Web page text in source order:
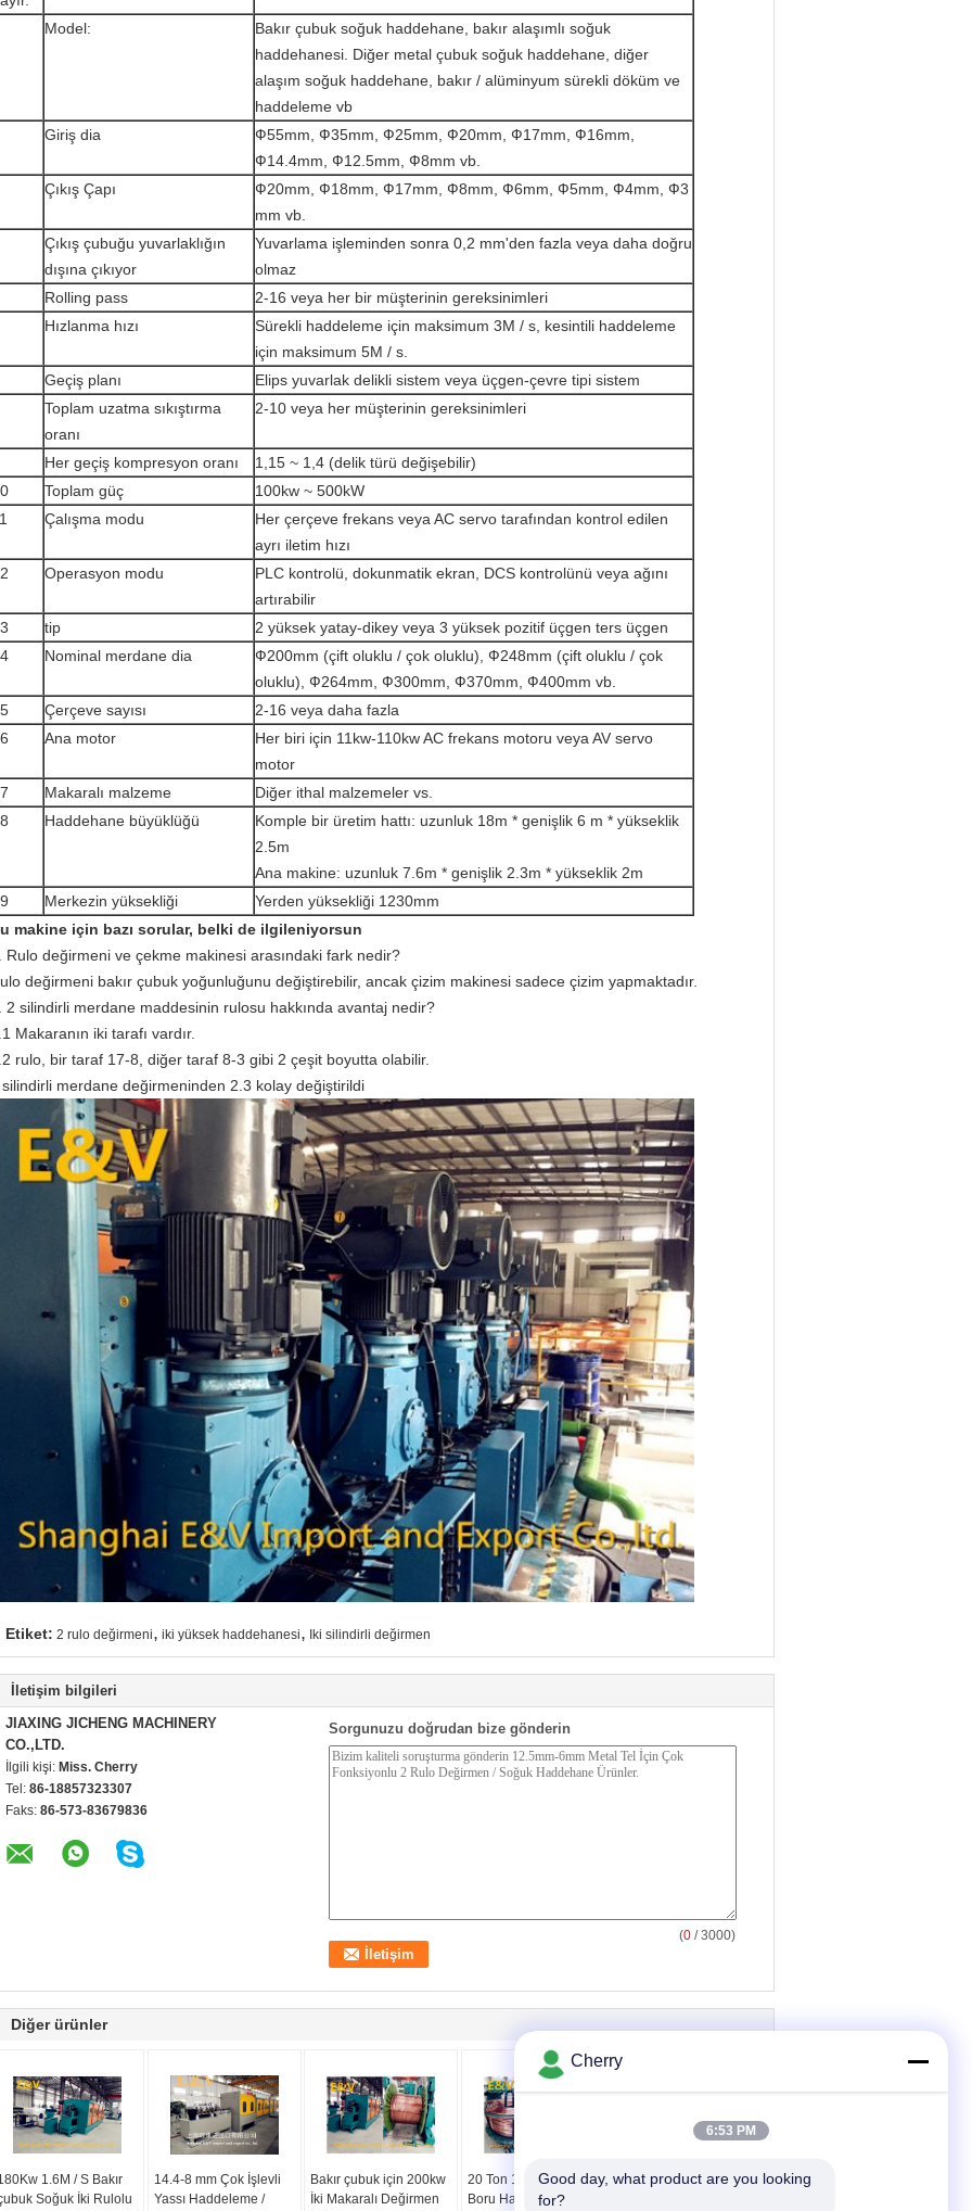
Model:
Bakır çubuk soğuk haddehane, bakır alaşımlı soğuk
haddehanesi. Diğer metal çubuk soğuk haddehane, diğer
alaşım soğuk haddehane, bakır / alüminyum sürekli döküm ve
haddeleme vb
Giriş dia
Ф55mm, Ф35mm, Ф25mm, Ф20mm, Ф17mm, Ф16mm,
Ф14.4mm, Ф12.5mm, Ф8mm vb.
Çıkış Çapı
Ф20mm, Ф18mm, Ф17mm, Ф8mm, Ф6mm, Ф5mm, Ф4mm, Ф3
mm vb.
Çıkış çubuğu yuvarlaklığın
dışına çıkıyor
Yuvarlama işleminden sonra 0,2 mm'den fazla veya daha doğru
olmaz
Rolling pass
2-16 veya her bir müşterinin gereksinimleri
Hızlanma hızı
Sürekli haddeleme için maksimum 3M / s, kesintili haddeleme
için maksimum 5M / s.
Geçiş planı
Elips yuvarlak delikli sistem veya üçgen-çevre tipi sistem
Toplam uzatma sıkıştırma
oranı
2-10 veya her müşterinin gereksinimleri
Her geçiş kompresyon oranı
1,15 ~ 1,4 (delik türü değişebilir)
Toplam güç
100kw ~ 500kW
Çalışma modu
Her çerçeve frekans veya AC servo tarafından kontrol edilen
ayrı iletim hızı
Operasyon modu
PLC kontrolü, dokunmatik ekran, DCS kontrolünü veya ağını
artırabilir
tip
2 yüksek yatay-dikey veya 3 yüksek pozitif üçgen ters üçgen
Nominal merdane dia
Ф200mm (çift oluklu / çok oluklu), Ф248mm (çift oluklu / çok
oluklu), Ф264mm, Ф300mm, Ф370mm, Ф400mm vb.
Çerçeve sayısı
2-16 veya daha fazla
Ana motor
Her biri için 11kw-110kw AC frekans motoru veya AV servo
motor
Makaralı malzeme
Diğer ithal malzemeler vs.
Haddehane büyüklüğü
Komple bir üretim hattı: uzunluk 18m * genişlik 6 m * yükseklik
2.5m
Ana makine: uzunluk 7.6m * genişlik 2.3m * yükseklik 2m
Merkezin yüksekliği
Yerden yüksekliği 1230mm
makine için bazı sorular, belki de ilgileniyorsun
Rulo değirmeni ve çekme makinesi arasındaki fark nedir?
değirmeni bakır çubuk yoğunluğunu değiştirebilir, ancak çizim makinesi sadece çizim yapmaktadır.
2 silindirli merdane maddesinin rulosu hakkında avantaj nedir?
Makaranın iki tarafı vardır.
rulo, bir taraf 17-8, diğer taraf 8-3 gibi 2 çeşit boyutta olabilir.
merdane değirmeninden 2.3 kolay değiştirildi
Etiket: 2 rulo değirmeni, iki yüksek haddehanesi, Iki silindirli değirmen
İletişim bilgileri
JIAXING JICHENG MACHINERY
CO.,LTD.
İlgili kişi: Miss. Cherry
Tel: 86-18857323307
Faks: 86-573-83679836
Sorgunuzu doğrudan bize gönderin
(0 / 3000)
Diğer ürünler
1.6M / S Bakır
Soğuk İki Rulolu
14.4-8 mm Çok İşlevli
Yassı Haddeleme /
Bakır çubuk için 200kw
İki Makaralı Değirmen
20 Ton 1.6M / S Bakır
Boru Haddehanesi,
Alüminyum Sürekli Y
Cherry
6:53 PM
Good day, what product are you looking
for?